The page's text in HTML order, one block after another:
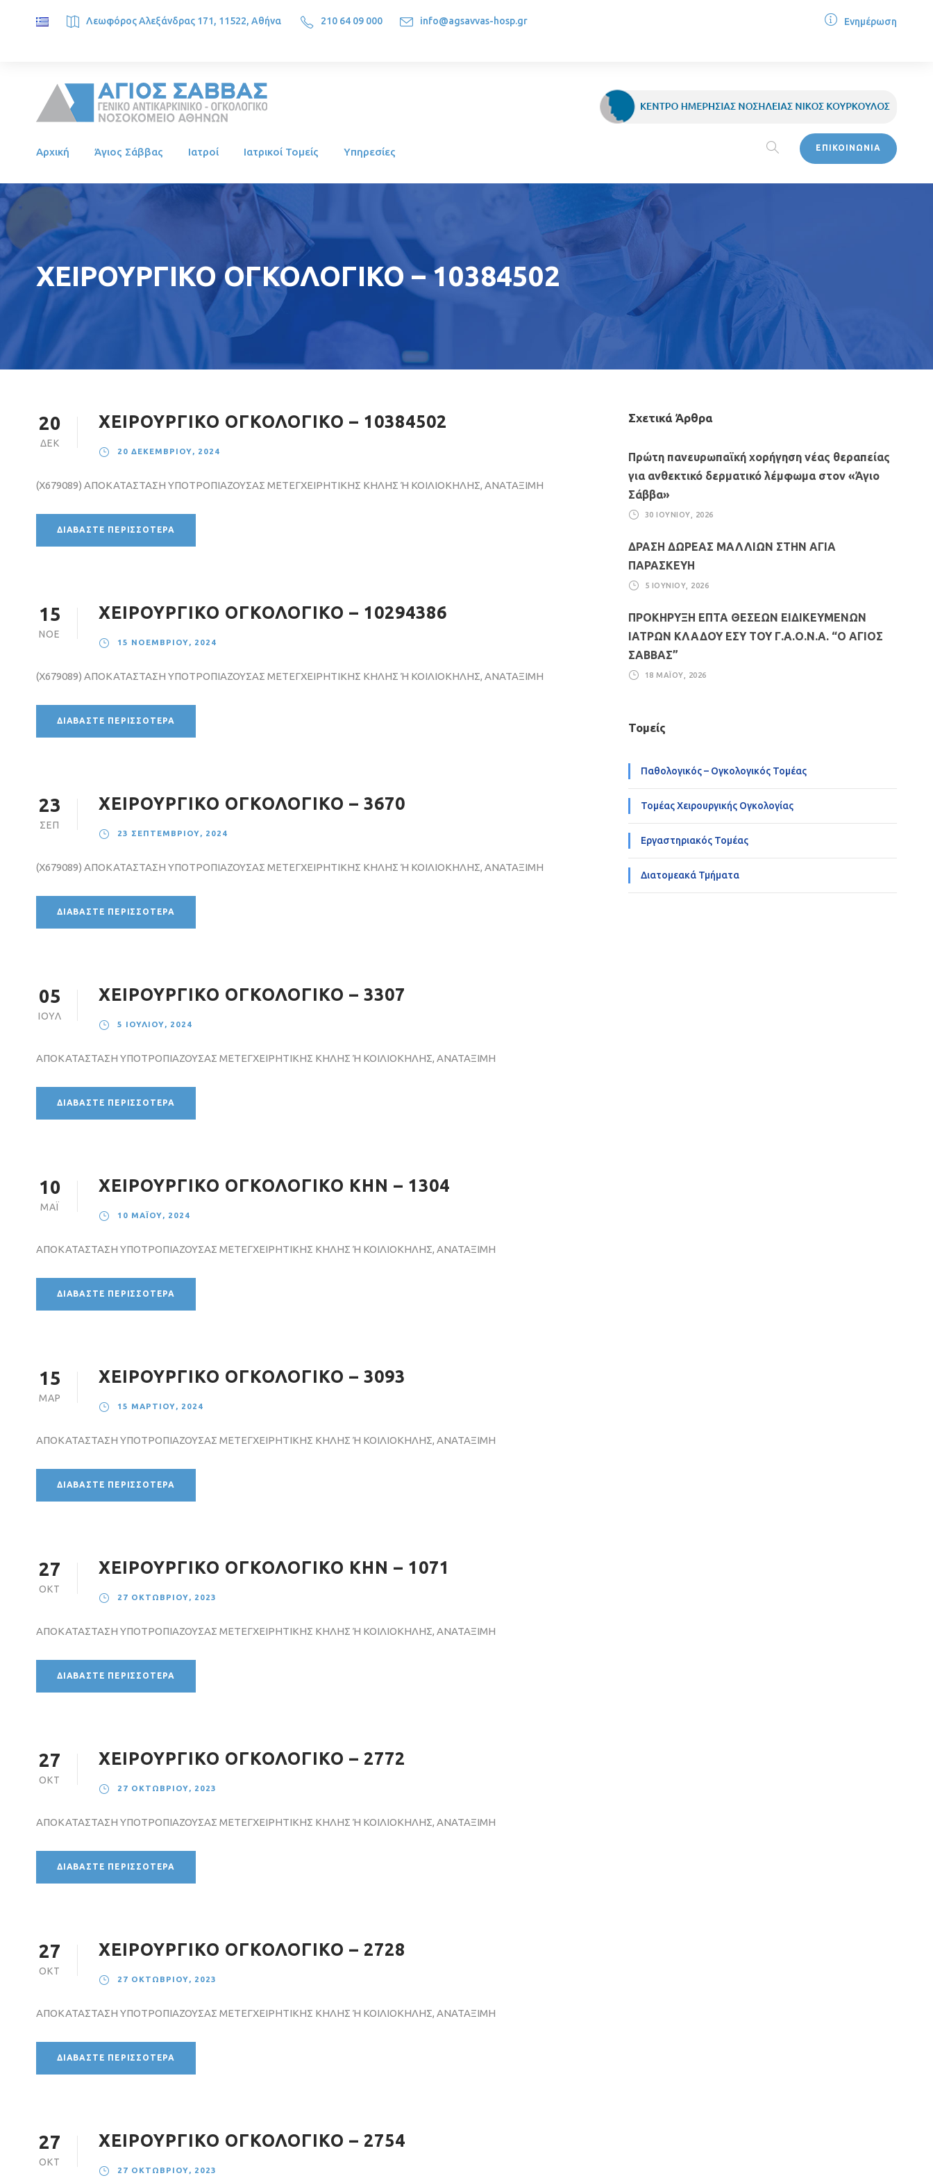
Λεωφόρος Αλεξάνδρας 171, 11522, Αθήνα 210 64 09 000 info@agsavvas-hosp.gr Ενημέρωση
Αρχική Άγιος Σάββας Ιατροί Ιατρικοί Τομείς Υπηρεσίες ΕΠΙΚΟΙΝΩΝΙΑ
ΧΕΙΡΟΥΡΓΙΚΟ ΟΓΚΟΛΟΓΙΚΟ – 10384502
20
ΔΕΚ
ΧΕΙΡΟΥΡΓΙΚΟ ΟΓΚΟΛΟΓΙΚΟ – 10384502
20 ΔΕΚΕΜΒΡΊΟΥ, 2024
(X679089) ΑΠΟΚΑΤΑΣΤΑΣΗ ΥΠΟΤΡΟΠΙΑΖΟΥΣΑΣ ΜΕΤΕΓΧΕΙΡΗΤΙΚΗΣ ΚΗΛΗΣ Ή ΚΟΙΛΙΟΚΗΛΗΣ, ΑΝΑΤΑΞΙΜΗ
ΔΙΑΒΆΣΤΕ ΠΕΡΙΣΣΌΤΕΡΑ
15
ΝΟΈ
ΧΕΙΡΟΥΡΓΙΚΟ ΟΓΚΟΛΟΓΙΚΟ – 10294386
15 ΝΟΕΜΒΡΊΟΥ, 2024
(X679089) ΑΠΟΚΑΤΑΣΤΑΣΗ ΥΠΟΤΡΟΠΙΑΖΟΥΣΑΣ ΜΕΤΕΓΧΕΙΡΗΤΙΚΗΣ ΚΗΛΗΣ Ή ΚΟΙΛΙΟΚΗΛΗΣ, ΑΝΑΤΑΞΙΜΗ
ΔΙΑΒΆΣΤΕ ΠΕΡΙΣΣΌΤΕΡΑ
23
ΣΕΠ
ΧΕΙΡΟΥΡΓΙΚΟ ΟΓΚΟΛΟΓΙΚΟ – 3670
23 ΣΕΠΤΕΜΒΡΊΟΥ, 2024
(X679089) ΑΠΟΚΑΤΑΣΤΑΣΗ ΥΠΟΤΡΟΠΙΑΖΟΥΣΑΣ ΜΕΤΕΓΧΕΙΡΗΤΙΚΗΣ ΚΗΛΗΣ Ή ΚΟΙΛΙΟΚΗΛΗΣ, ΑΝΑΤΑΞΙΜΗ
ΔΙΑΒΆΣΤΕ ΠΕΡΙΣΣΌΤΕΡΑ
05
ΙΟΎΛ
ΧΕΙΡΟΥΡΓΙΚΟ ΟΓΚΟΛΟΓΙΚΟ – 3307
5 ΙΟΥΛΊΟΥ, 2024
ΑΠΟΚΑΤΑΣΤΑΣΗ ΥΠΟΤΡΟΠΙΑΖΟΥΣΑΣ ΜΕΤΕΓΧΕΙΡΗΤΙΚΗΣ ΚΗΛΗΣ Ή ΚΟΙΛΙΟΚΗΛΗΣ, ΑΝΑΤΑΞΙΜΗ
ΔΙΑΒΆΣΤΕ ΠΕΡΙΣΣΌΤΕΡΑ
10
ΜΆΙ
ΧΕΙΡΟΥΡΓΙΚΟ ΟΓΚΟΛΟΓΙΚΟ ΚΗΝ – 1304
10 ΜΑΪ́ΟΥ, 2024
ΑΠΟΚΑΤΑΣΤΑΣΗ ΥΠΟΤΡΟΠΙΑΖΟΥΣΑΣ ΜΕΤΕΓΧΕΙΡΗΤΙΚΗΣ ΚΗΛΗΣ Ή ΚΟΙΛΙΟΚΗΛΗΣ, ΑΝΑΤΑΞΙΜΗ
ΔΙΑΒΆΣΤΕ ΠΕΡΙΣΣΌΤΕΡΑ
15
ΜΑΡ
ΧΕΙΡΟΥΡΓΙΚΟ ΟΓΚΟΛΟΓΙΚΟ – 3093
15 ΜΑΡΤΊΟΥ, 2024
ΑΠΟΚΑΤΑΣΤΑΣΗ ΥΠΟΤΡΟΠΙΑΖΟΥΣΑΣ ΜΕΤΕΓΧΕΙΡΗΤΙΚΗΣ ΚΗΛΗΣ Ή ΚΟΙΛΙΟΚΗΛΗΣ, ΑΝΑΤΑΞΙΜΗ
ΔΙΑΒΆΣΤΕ ΠΕΡΙΣΣΌΤΕΡΑ
27
ΟΚΤ
ΧΕΙΡΟΥΡΓΙΚΟ ΟΓΚΟΛΟΓΙΚΟ ΚΗΝ – 1071
27 ΟΚΤΩΒΡΊΟΥ, 2023
ΑΠΟΚΑΤΑΣΤΑΣΗ ΥΠΟΤΡΟΠΙΑΖΟΥΣΑΣ ΜΕΤΕΓΧΕΙΡΗΤΙΚΗΣ ΚΗΛΗΣ Ή ΚΟΙΛΙΟΚΗΛΗΣ, ΑΝΑΤΑΞΙΜΗ
ΔΙΑΒΆΣΤΕ ΠΕΡΙΣΣΌΤΕΡΑ
27
ΟΚΤ
ΧΕΙΡΟΥΡΓΙΚΟ ΟΓΚΟΛΟΓΙΚΟ – 2772
27 ΟΚΤΩΒΡΊΟΥ, 2023
ΑΠΟΚΑΤΑΣΤΑΣΗ ΥΠΟΤΡΟΠΙΑΖΟΥΣΑΣ ΜΕΤΕΓΧΕΙΡΗΤΙΚΗΣ ΚΗΛΗΣ Ή ΚΟΙΛΙΟΚΗΛΗΣ, ΑΝΑΤΑΞΙΜΗ
ΔΙΑΒΆΣΤΕ ΠΕΡΙΣΣΌΤΕΡΑ
27
ΟΚΤ
ΧΕΙΡΟΥΡΓΙΚΟ ΟΓΚΟΛΟΓΙΚΟ – 2728
27 ΟΚΤΩΒΡΊΟΥ, 2023
ΑΠΟΚΑΤΑΣΤΑΣΗ ΥΠΟΤΡΟΠΙΑΖΟΥΣΑΣ ΜΕΤΕΓΧΕΙΡΗΤΙΚΗΣ ΚΗΛΗΣ Ή ΚΟΙΛΙΟΚΗΛΗΣ, ΑΝΑΤΑΞΙΜΗ
ΔΙΑΒΆΣΤΕ ΠΕΡΙΣΣΌΤΕΡΑ
27
ΟΚΤ
ΧΕΙΡΟΥΡΓΙΚΟ ΟΓΚΟΛΟΓΙΚΟ – 2754
27 ΟΚΤΩΒΡΊΟΥ, 2023
Σχετικά Άρθρα
Πρώτη πανευρωπαϊκή χορήγηση νέας θεραπείας
για ανθεκτικό δερματικό λέμφωμα στον «Άγιο
Σάββα»
30 ΙΟΥΝΊΟΥ, 2026
ΔΡΑΣΗ ΔΩΡΕΑΣ ΜΑΛΛΙΩΝ ΣΤΗΝ ΑΓΙΑ
ΠΑΡΑΣΚΕΥΗ
5 ΙΟΥΝΊΟΥ, 2026
ΠΡΟΚΗΡΥΞΗ ΕΠΤΑ ΘΕΣΕΩΝ ΕΙΔΙΚΕΥΜΕΝΩΝ
ΙΑΤΡΩΝ ΚΛΑΔΟΥ ΕΣΥ ΤΟΥ Γ.Α.Ο.Ν.Α. “Ο ΑΓΙΟΣ
ΣΑΒΒΑΣ”
18 ΜΑΪ́ΟΥ, 2026
Τομείς
Παθολογικός – Ογκολογικός Τομέας
Τομέας Χειρουργικής Ογκολογίας
Εργαστηριακός Τομέας
Διατομεακά Τμήματα